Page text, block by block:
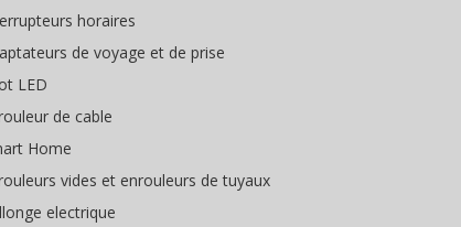
horaires
de voyage et de prise
LED
de cable
Home
vides et enrouleurs de tuyaux
electrique